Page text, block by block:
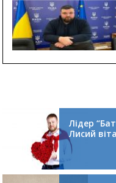
Лідер
Лисий